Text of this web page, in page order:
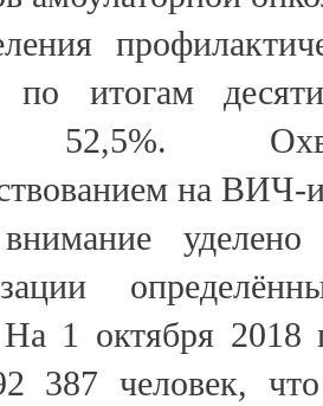
по итогам
52,5%.
на
уделено
1 октября 2018
387 человек,